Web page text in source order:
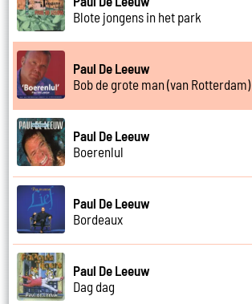
Blote jongens in het park
Paul De Leeuw
Bob de grote man (van Rotterdam)
Paul De Leeuw
Boerenlul
Paul De Leeuw
Bordeaux
Paul De Leeuw
Dag dag